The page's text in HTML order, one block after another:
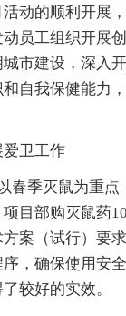
动的顺利开展
员工组织开展
市建设，深入
自我保健能力
卫工作
春季灭鼠为重点
目部购灭鼠药
案（试行）要
，确保使用安
较好的实效。